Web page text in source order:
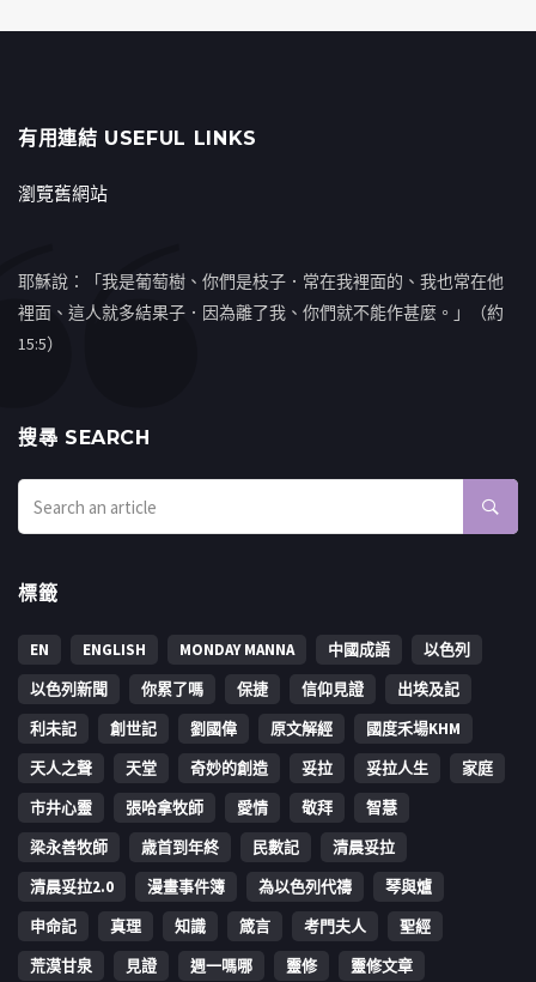
有用連結 USEFUL LINKS
瀏覽舊網站
耶穌說：「我是葡萄樹、你們是枝子．常在我裡面的、我也常在他
裡面、這人就多結果子．因為離了我、你們就不能作甚麼。」（約
15:5）
搜㝷 SEARCH
標籤
EN ENGLISH MONDAY MANNA 中國成語
以色列
以色列新聞
你累了嗎 保捷 信仰見證
出埃及記
利未記
創世記 劉國偉 原文解經
國度禾場KHM
天人之聲
天堂 奇妙的創造 妥拉 妥拉人生
家庭
市井心靈
張哈拿牧師 愛情 敬拜
智慧
梁永善牧師
歳首到年終 民數記
清晨妥拉
清晨妥拉2.0
漫畫事件簿 為以色列代禱
琴與爐
申命記
真理 知識 箴言 考門夫人
聖經
荒漠甘泉
見證 週一嗎哪 靈修 靈修文章